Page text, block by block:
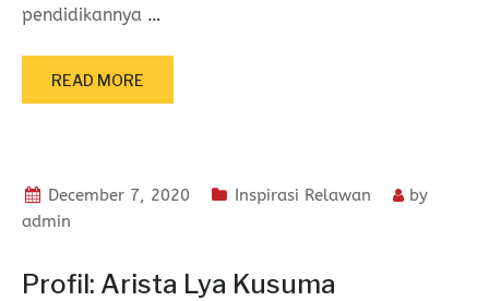
pendidikannya …
READ MORE
December 7, 2020 Inspirasi Relawan
by
admin
Profil: Arista Lya Kusuma